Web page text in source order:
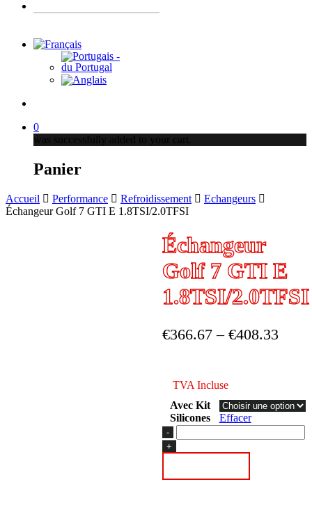
0
was successfully added to your cart.
Panier
Accueil Performance Refroidissement
Echangeurs
Échangeur Golf 7 GTI E 1.8TSI/2.0TFSI
Échangeur
Golf 7 GTI E
1.8TSI/2.0TFSI
€366.67– €408.33
Plage
€366.67€451.00
€408.33€502.25
TVA Incluse
Avec Kit
Silicones
Effacer
de
Échangeur
7